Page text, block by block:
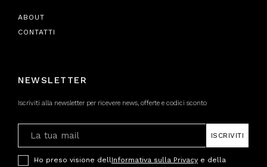
ABOUT
CONTATTI
NEWSLETTER
Iscriviti alla newsletter per ricevere news, offerte e codici sconto
ISCRIVITI
Ho preso visione dell Informativa sulla Privacy e della